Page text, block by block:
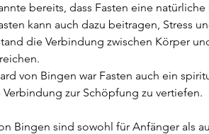
bereits, dass Fasten eine
kann auch dazu beitragen, Stress
die Verbindung zwischen Körper
von Bingen war Fasten auch ein
zur Schöpfung zu vertiefen.
Bingen sind sowohl für Anfänger als